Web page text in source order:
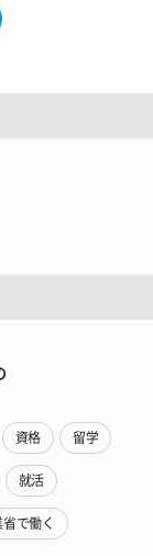
資格 留学
就活
で働く